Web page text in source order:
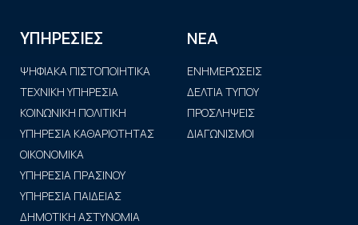
ΥΠΗΡΕΣΙΕΣ
ΨΗΦΙΑΚΑ ΠΙΣΤΟΠΟΙΗΤΙΚΑ
ΤΕΧΝΙΚΗ ΥΠΗΡΕΣΙΑ
ΚΟΙΝΩΝΙΚΗ ΠΟΛΙΤΙΚΗ
ΥΠΗΡΕΣΙΑ ΚΑΘΑΡΙΟΤΗΤΑΣ
ΟΙΚΟΝΟΜΙΚΑ
ΥΠΗΡΕΣΙΑ ΠΡΑΣΙΝΟΥ
ΥΠΗΡΕΣΙΑ ΠΑΙΔΕΙΑΣ
ΔΗΜΟΤΙΚΗ ΑΣΤΥΝΟΜΙΑ
ΝΕΑ
ΕΝΗΜΕΡΩΣΕΙΣ
ΔΕΛΤΙΑ ΤΥΠΟΥ
ΠΡΟΣΛΗΨΕΙΣ
ΔΙΑΓΩΝΙΣΜΟΙ